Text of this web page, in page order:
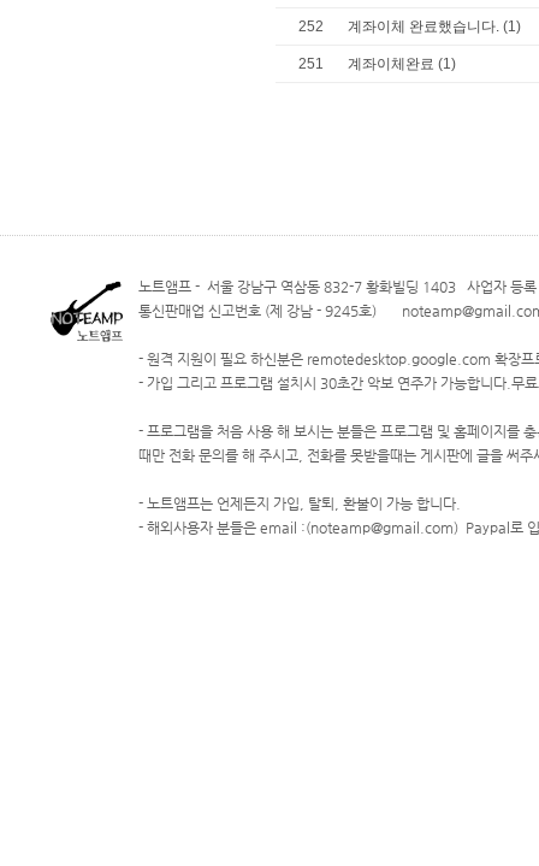
252 계좌이체 완료했습니다. (1)
251 계좌이체완료 (1)
노트앰프 - 서울 강남구 역삼동 832-7 황화빌딩 1403 사업자 등
통신판매업 신고번호 (제 강남 - 9245호)
- 원격 지원이 필요 하신분은 remotedesktop.google.com 확장프
- 가입 그리고 프로그램 설치시 30초간 악보 연주가 가능합니다.무
- 프로그램을 처음 사용 해 보시는 분들은 프로그램 및 홈페이지를
때만 전화 문의를 해 주시고, 전화를 못받을때는 게시판에 글을 써
- 노트앰프는 언제든지 가입, 탈퇴, 환불이 가능 합니다.
- 해외사용자 분들은 email :(noteamp@gmail.com) Paypal로